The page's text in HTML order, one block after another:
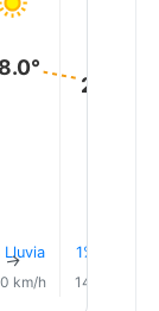
Lluvia
↑
km/h
26.0°
1% Lluvia
14.0 km/h